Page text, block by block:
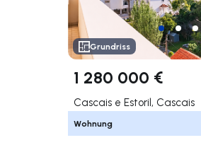
Grundriss
1 280 000 €
Cascais e Estoril, Cascais
Wohnung